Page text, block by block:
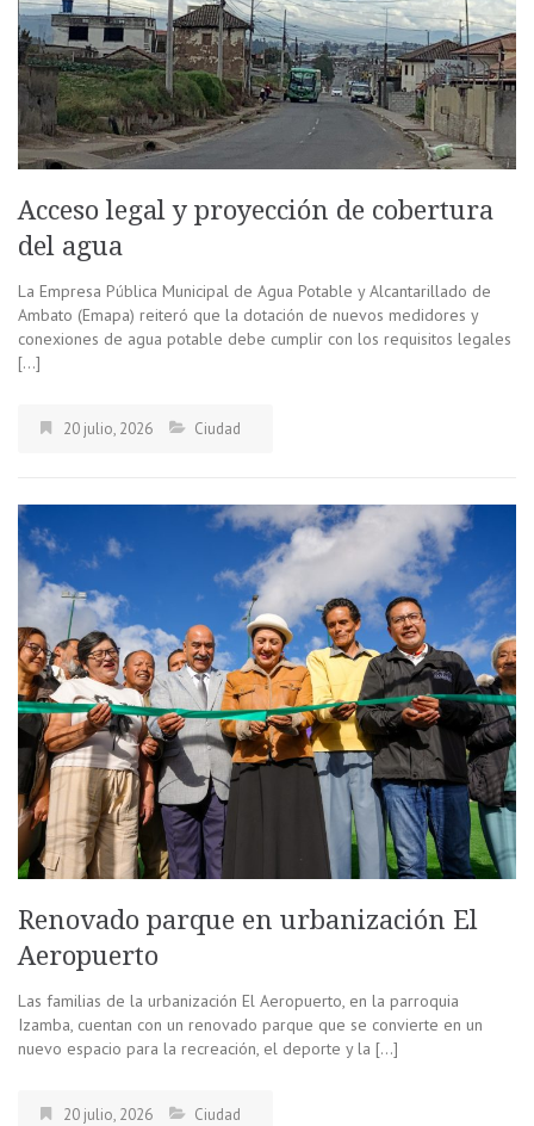
Acceso legal y proyección de cobertura
del agua
La Empresa Pública Municipal de Agua Potable y Alcantarillado de
Ambato (Emapa) reiteró que la dotación de nuevos medidores y
conexiones de agua potable debe cumplir con los requisitos legales
[…]
20 julio, 2026 Ciudad
Renovado parque en urbanización El
Aeropuerto
Las familias de la urbanización El Aeropuerto, en la parroquia
Izamba, cuentan con un renovado parque que se convierte en un
nuevo espacio para la recreación, el deporte y la […]
20 julio, 2026 Ciudad